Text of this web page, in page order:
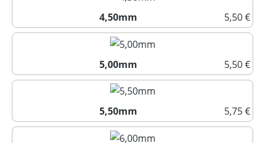
4,50mm
5,50 €
4,50mm
5,00mm
5,50 €
5,00mm
5,50mm
5,75 €
5,50mm